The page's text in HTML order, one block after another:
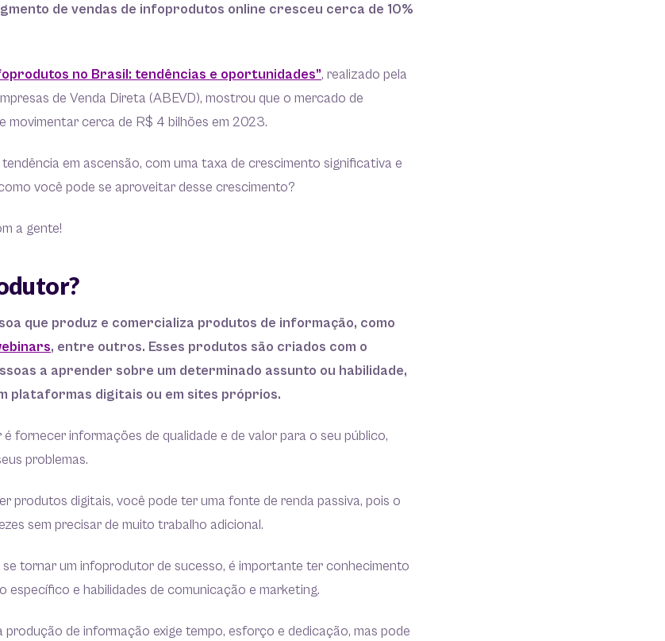
de vendas de infoprodutos online cresceu cerca de 10%
no Brasil: tendências e oportunidades”, realizado pela
de Venda Direta (ABEVD), mostrou que o mercado de
movimentar cerca de R$ 4 bilhões em 2023.
tendência em ascensão, com uma taxa de crescimento significativa e
você pode se aproveitar desse crescimento?
a gente!
que produz e comercializa produtos de informação, como
, entre outros. Esses produtos são criados com o
a aprender sobre um determinado assunto ou habilidade,
plataformas digitais ou em sites próprios.
fornecer informações de qualidade e de valor para o seu público,
problemas.
produtos digitais, você pode ter uma fonte de renda passiva, pois o
sem precisar de muito trabalho adicional.
se tornar um infoprodutor de sucesso, é importante ter conhecimento
específico e habilidades de comunicação e marketing.
produção de informação exige tempo, esforço e dedicação, mas pode